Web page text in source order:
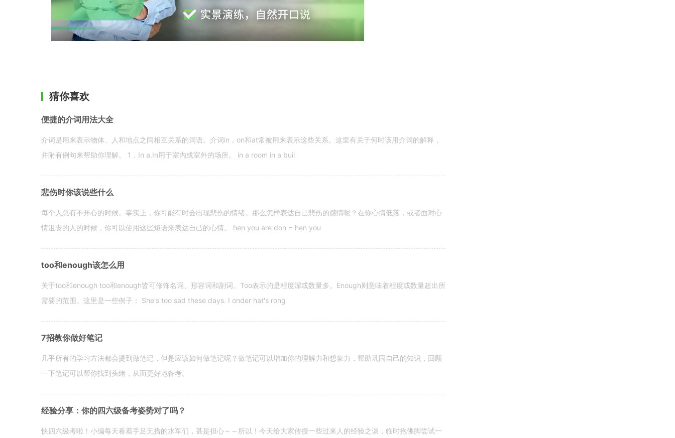
猜你喜欢
便捷的介词用法大全
介词是用来表示物体、人和地点之间相互关系的词语。介词in，on和at常被用来表示这些关系。这里有关于何时该用介词的解释，
并附有例句来帮助你理解。 1．In a.In用于室内或室外的场所。 in a room in a buil
悲伤时你该说些什么
每个人总有不开心的时候。事实上，你可能有时会出现悲伤的情绪。那么怎样表达自己悲伤的感情呢？在你心情低落，或者面对心
情沮丧的人的时候，你可以使用这些短语来表达自己的心情。 hen you are don = hen you
too和enough该怎么用
关于too和enough too和enough皆可修饰名词、形容词和副词。Too表示的是程度深或数量多。Enough则意味着程度或数量超出所
需要的范围。这里是一些例子： She's too sad these days. I onder hat's rong
7招教你做好笔记
几乎所有的学习方法都会提到做笔记，但是应该如何做笔记呢？做笔记可以增加你的理解力和想象力，帮助巩固自己的知识，回顾
一下笔记可以帮你找到头绪，从而更好地备考。
经验分享：你的四六级备考姿势对了吗？
快四六级考啦！小编每天看着手足无措的水军们，甚是担心～～所以！今天给大家传授一些过来人的经验之谈，临时抱佛脚尝试一